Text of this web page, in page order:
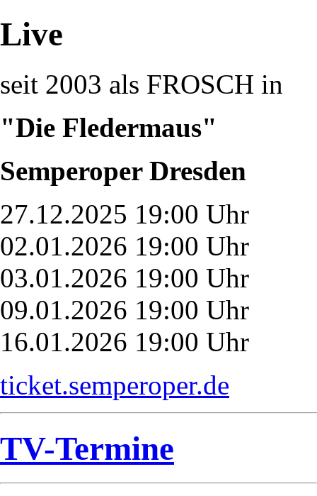
Live
seit 2003 als FROSCH in
"Die Fledermaus"
Semperoper Dresden
27.12.2025 19:00 Uhr
02.01.2026 19:00 Uhr
03.01.2026 19:00 Uhr
09.01.2026 19:00 Uhr
16.01.2026 19:00 Uhr
ticket.semperoper.de
TV-Termine